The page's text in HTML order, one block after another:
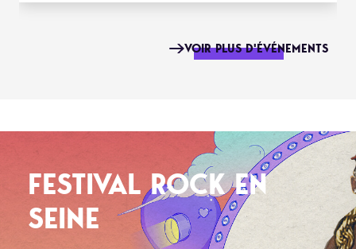
VOIR PLUS D'ÉVÉNEMENTS
FESTIVAL ROCK EN
SEINE